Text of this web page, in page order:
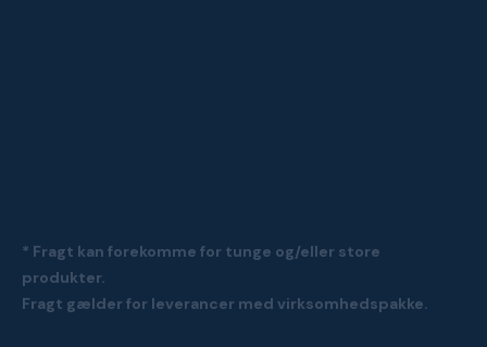
* Fragt kan forekomme for tunge og/eller store
produkter.
Fragt gælder for leverancer med virksomhedspakke.